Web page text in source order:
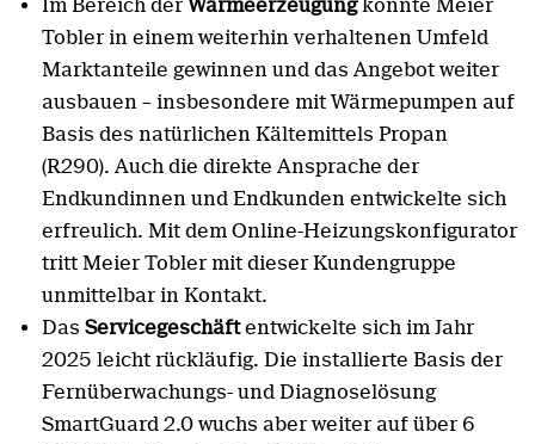
Im Bereich derWärmeerzeugungkonnte Meier
Tobler in einem weiterhin verhaltenen Umfeld
Marktanteile gewinnen und das Angebot weiter
ausbauen – insbesondere mit Wärmepumpen auf
Basis des natürlichen Kältemittels Propan
(R290). Auch die direkte Ansprache der
Endkundinnen und Endkunden entwickelte sich
erfreulich. Mit dem Online-Heizungskonfigurator
tritt Meier Tobler mit dieser Kundengruppe
unmittelbar in Kontakt.
Das Servicegeschäftentwickelte sich im Jahr
2025 leicht rückläufig. Die installierte Basis der
Fernüberwachungs- und Diagnoselösung
SmartGuard 2.0 wuchs aber weiter auf über 6